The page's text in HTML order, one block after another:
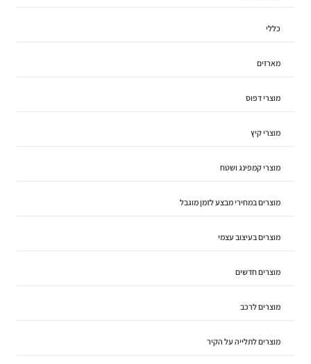
כללי
מארזים
מוצרי דפוס
מוצרי קיץ
מוצרי קמפינג ושטח
מוצרים במחירי מבצע לזמן מוגבל
מוצרים בעיצוב עצמי
מוצרים חדשים
מוצרים לרכב
מוצרים לתלייה על הקיר